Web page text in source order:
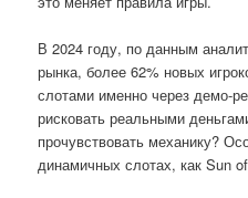
В 2024 году, по данным
рынка, более 62% новых
слотами именно через демо-
рисковать реальными
прочувствовать механику?
динамичных слотах, как Sun